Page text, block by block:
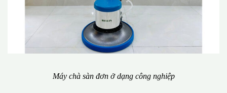
Máy chà sàn đơn ở dạng công nghiệp